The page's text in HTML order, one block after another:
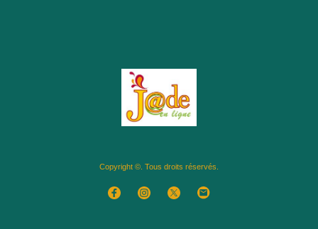
Copyright ©. Tous droits réservés.